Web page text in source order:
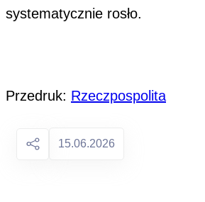
systematycznie rosło.
Przedruk: Rzeczpospolita
15.06.2026